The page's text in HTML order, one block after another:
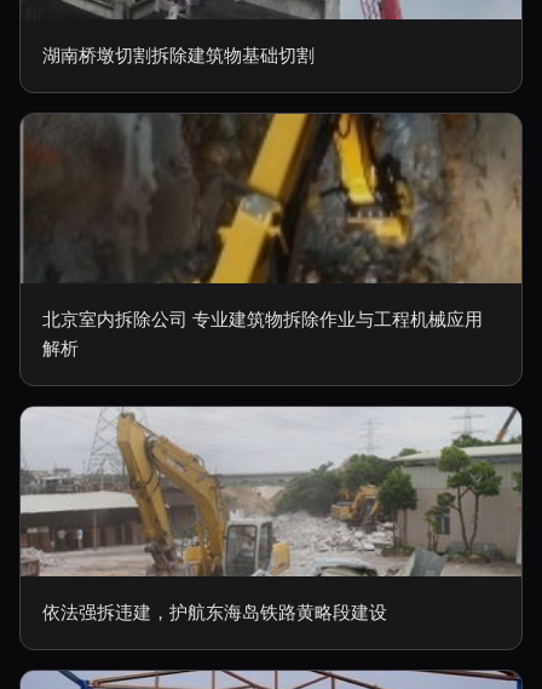
湖南桥墩切割拆除建筑物基础切割
北京室内拆除公司 专业建筑物拆除作业与工程机械应用
解析
依法强拆违建，护航东海岛铁路黄略段建设